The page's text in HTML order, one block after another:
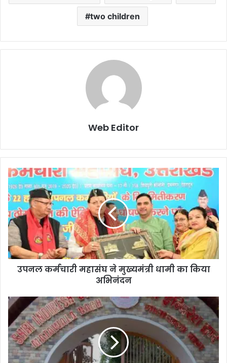
two children
Web Editor
उपनल कर्मचारी महासंघ ने मुख्यमंत्री धामी का किया
अभिनंदन